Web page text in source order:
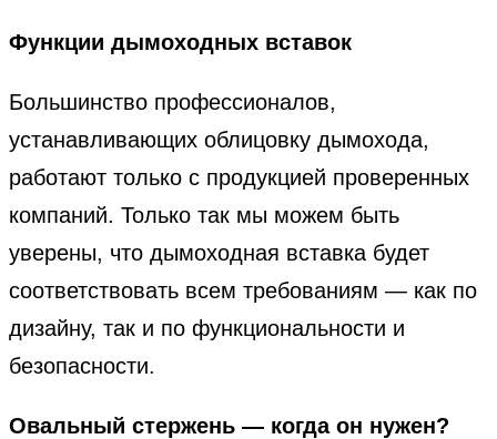
Функции дымоходных вставок
Большинство профессионалов,
устанавливающих облицовку дымохода,
работают только с продукцией проверенных
компаний. Только так мы можем быть
уверены, что дымоходная вставка будет
соответствовать всем требованиям — как по
дизайну, так и по функциональности и
безопасности.
Овальный стержень — когда он нужен?